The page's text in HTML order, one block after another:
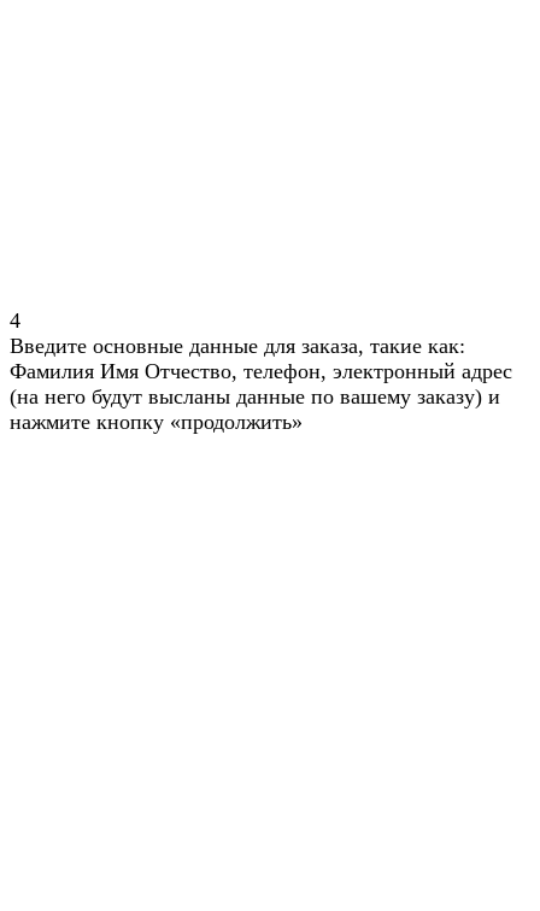
4
Введите основные данные для заказа, такие как:
Фамилия Имя Отчество, телефон, электронный адрес
(на него будут высланы данные по вашему заказу) и
нажмите кнопку «продолжить»